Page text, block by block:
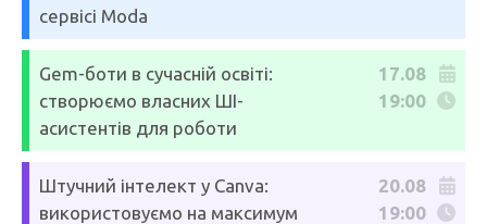
сервісі Moda
Gem-боти в сучасній освіті:
створюємо власних ШІ-
асистентів для роботи
17.08
19:00
Штучний інтелект у Canva:
використовуємо на максимум
20.08
19:00